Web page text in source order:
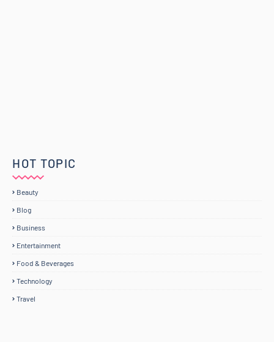
HOT TOPIC
Beauty
Blog
Business
Entertainment
Food & Beverages
Technology
Travel